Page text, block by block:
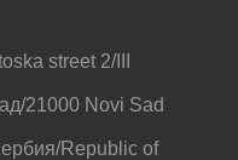
street 2/III
21000 Novi Sad
Republic of